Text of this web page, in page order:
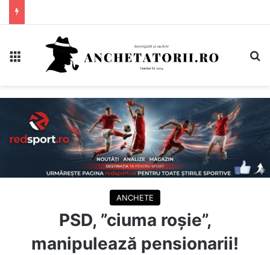
ANCHETE
PSD, ”ciuma roșie”,
manipulează pensionarii!